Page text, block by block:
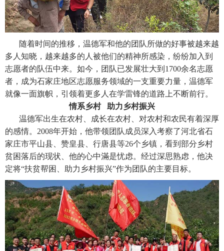
随着时间的推移，温德军和他的团队所做的好事被越来越
多人知晓，越来越多的人被他们的精神所感染，纷纷加入到
志愿者的队伍中来。如今，团队已发展壮大到1700余名志愿
者，成为石家庄地区志愿服务领域的一支重要力量，温德军
就像一面旗帜，引领着更多人在学雷锋的道路上不断前行。
情系乡村 助力乡村振兴
温德军出生在农村、成长在农村、对农村和农民有着深厚
的感情。2008年开始，他带领团队成员深入考察了河北省石
家庄市平山县、赞皇县、行唐县等26个乡镇，看到部分乡村
贫困落后的现状、他的心中滿是忧虑。经过深思熟虑，他决
定将“扶贫帮困、助力乡村振兴”作为团队的主要目标。